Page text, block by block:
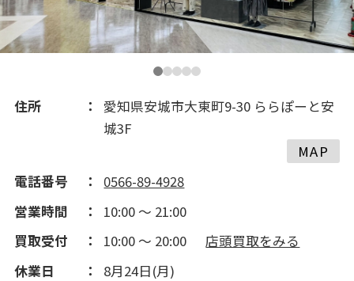
住所
愛知県安城市大東町9-30 ららぽーと安
城3F
MAP
電話番号
0566-89-4928
営業時間
10:00 ～ 21:00
買取受付
10:00 ～ 20:00
店頭買取をみる
休業日
8月24日(月)